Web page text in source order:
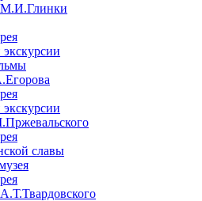
М.И.Глинки
славы